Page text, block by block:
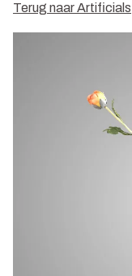
Ancient Clay
Verkooplocaties
Shop voor Retailers
Terug naar Artificials